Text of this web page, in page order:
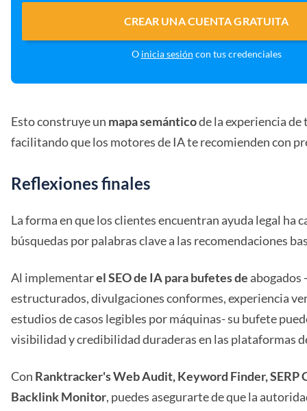
CREAR UNA CUENTA GRATUITA
O inicia sesión con tus credenciales
Esto construye un mapa semánticode la experiencia de
facilitando que los motores de IA te recomienden con
Reflexiones finales
La forma en que los clientes encuentran ayuda legal ha
búsquedas por palabras clave a las recomendaciones
Al implementarel SEO de IA para bufetes de abogados
estructurados, divulgaciones conformes, experiencia
estudios de casos legibles por máquinas- su bufete
visibilidad y credibilidad duraderas en las plataformas
Con Ranktracker's Web Audit, Keyword Finder, SERP
Backlink Monitor, puedes asegurarte de que la